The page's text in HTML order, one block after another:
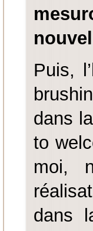
Puis,
dans
to
moi,
dans